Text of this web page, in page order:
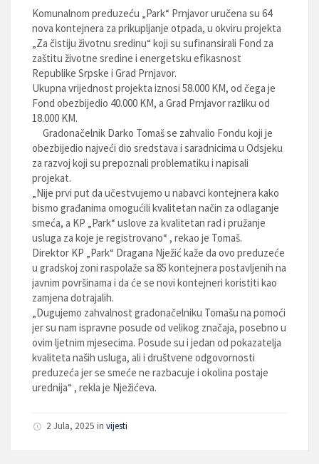
Komunalnom preduzeću „Park“ Prnjavor uručena su 64
nova kontejnera za prikupljanje otpada, u okviru projekta
„Za čistiju životnu sredinu“ koji su sufinansirali Fond za
zaštitu životne sredine i energetsku efikasnost
Republike Srpske i Grad Prnjavor.
Ukupna vrijednost projekta iznosi 58.000 KM, od čega je
Fond obezbijedio 40.000 KM, a Grad Prnjavor razliku od
18.000 KM.
Gradonačelnik Darko Tomaš se zahvalio Fondu koji je
obezbijedio najveći dio sredstava i saradnicima u Odsjeku
za razvoj koji su prepoznali problematiku i napisali
projekat.
„Nije prvi put da učestvujemo u nabavci kontejnera kako
bismo građanima omogućili kvalitetan način za odlaganje
smeća, a KP „Park“ uslove za kvalitetan rad i pružanje
usluga za koje je registrovano“ , rekao je Tomaš.
Direktor KP „Park“ Dragana Nježić kaže da ovo preduzeće
u gradskoj zoni raspolaže sa 85 kontejnera postavljenih na
javnim površinama i da će se novi kontejneri koristiti kao
zamjena dotrajalih.
„Dugujemo zahvalnost gradonačelniku Tomašu na pomoći
jer su nam ispravne posude od velikog značaja, posebno u
ovim ljetnim mjesecima. Posude su i jedan od pokazatelja
kvaliteta naših usluga, ali i društvene odgovornosti
preduzeća jer se smeće ne razbacuje i okolina postaje
urednija“ , rekla je Nježićeva.
2 Jula, 2025 in vijesti